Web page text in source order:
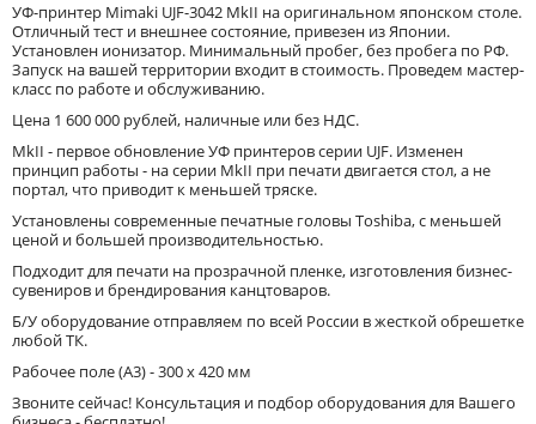
УФ-принтер Mimaki UJF-3042 MkII на оригинальном японском столе.
Отличный тест и внешнее состояние, привезен из Японии.
Установлен ионизатор. Минимальный пробег, без пробега по РФ.
Запуск на вашей территории входит в стоимость. Проведем мастер-
класс по работе и обслуживанию.
Цена 1 600 000 рублей, наличные или без НДС.
MkII - первое обновление УФ принтеров серии UJF. Изменен
принцип работы - на серии MkII при печати двигается стол, а не
портал, что приводит к меньшей тряске.
Установлены современные печатные головы Toshiba, с меньшей
ценой и большей производительностью.
Подходит для печати на прозрачной пленке, изготовления бизнес-
сувениров и брендирования канцтоваров.
Б/У оборудование отправляем по всей России в жесткой обрешетке
любой ТК.
Рабочее поле (А3) - 300 х 420 мм
Звоните сейчас! Консультация и подбор оборудования для Вашего